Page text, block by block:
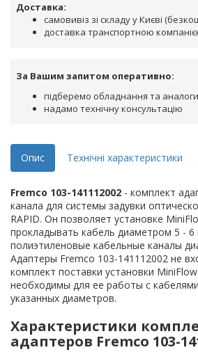
Доставка:
самовивіз зі складу у Києві
доставка транспортною
За Вашим запитом оперативно:
підберемо обладнання та аналоги
надамо технічну консультацію
Опис Технічні характеристики
Fremco 103-141112002 - комплект
канала для системы задувки
RAPID. Он позволяет установке
прокладывать кабель диаметром 5 -
полиэтиленовые кабельные каналы
Адаптеры Fremco 103-141112002 не
комплект поставки установки
необходимы для ее работы с
указанных диаметров.
Характеристики
адаптеров Fremco 103-